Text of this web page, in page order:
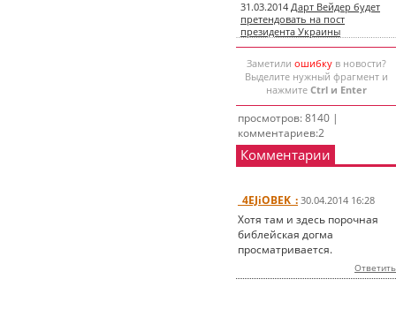
31.03.2014 Дарт Вейдер будет
претендовать на пост
президента Украины
Заметили ошибкув новости?
Выделите нужный фрагмент и
нажмите Ctrl и Enter
просмотров: 8140 |
комментариев:2
Комментарии
_4EJiOBEK_: 30.04.2014 16:28
Хотя там и здесь порочная
библейская догма
просматривается.
Ответить